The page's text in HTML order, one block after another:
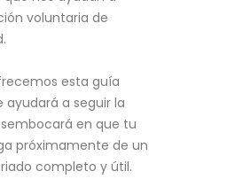
voluntaria de
esta guía
a seguir la
en que tu
próximamente de un
completo y útil.